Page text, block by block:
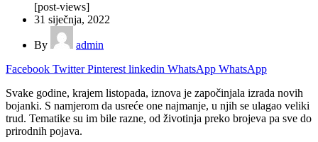
[post-views]
31 siječnja, 2022
By
admin
Facebook Twitter Pinterest linkedin WhatsApp WhatsApp
Svake godine, krajem listopada, iznova je započinjala izrada novih
bojanki. S namjerom da usreće one najmanje, u njih se ulagao veliki
trud. Tematike su im bile razne, od životinja preko brojeva pa sve do
prirodnih pojava.